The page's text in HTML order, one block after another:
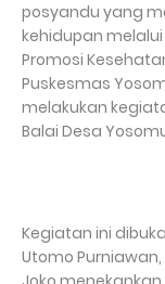
posyandu yang
kehidupan melalui
Promosi
Puskesmas
melakukan
Balai Desa
Kegiatan ini
Utomo